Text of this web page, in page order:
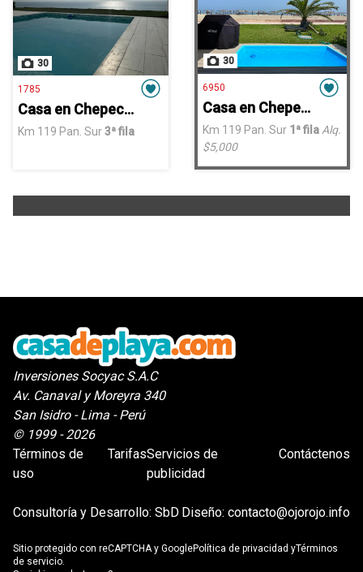
30
1785
Casa en Chepeconde Mar Adentro
Km 119 Pan. Sur3ª fila
30
6950
Casa en Chepeconde Mar Adentro
Km 119 Pan. Sur 1ª filaAlq.
$5,000
Inversiones Socyac S.A.C
Av. Canaval y Moreyra 340
San Isidro - Lima - Perú
© 1999 - 2026
Términos de
uso
TarifasServicios de
publicidad
Contáctenos
Consultoría y Desarrollo: SbD Diseño: contacto@ojorojo.info
Sitio protegido con reCAPTCHA y GooglePolítica de privacidad yTérminos
de servicio.